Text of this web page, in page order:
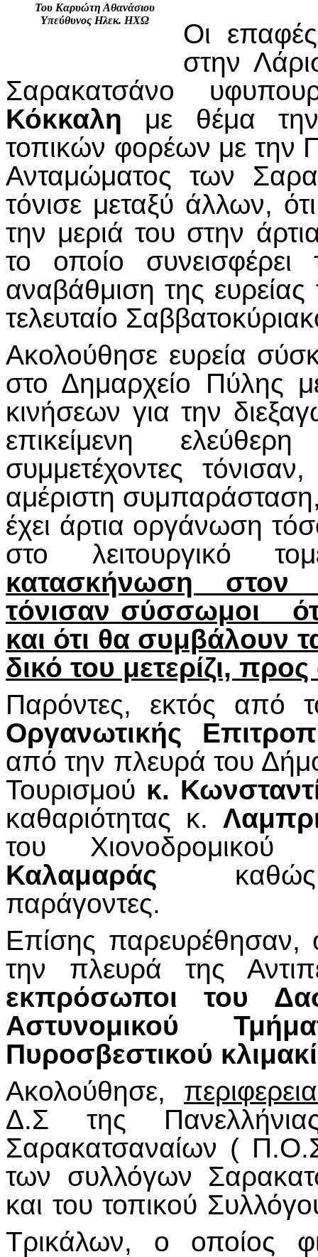
Του Καρυώτη Αθανάσιου
Υπεύθυνος Ηλεκ. ΗΧΩ
Οι
στην
Σαρακατσάνο
Κόκκαλη με θέμα την
τοπικών φορέων με την
Ανταμώματος των
τόνισε μεταξύ άλλων,
την μεριά του στην
το οποίο συνεισφέρει
αναβάθμιση της
τελευταίο
Ακολούθησε ευρεία
στο Δημαρχείο Πύλης
κινήσεων για την
επικείμενη
συμμετέχοντες
αμέριστη
έχει άρτια οργάνωση
στο λειτουργικό
κατασκήνωση
τόνισαν σύσσωμοι ότι
και ότι θα συμβάλουν
δικό του μετερίζι,
Παρόντες, εκτός από
Οργανωτικής
από την πλευρά του
Τουρισμού κ.
καθαριότητας κ.
του
Καλαμαράς καθώς
παράγοντες.
Επίσης παρευρέθησαν,
την πλευρά της
εκπρόσωποι του
Αστυνομικού
Πυροσβεστικού
Ακολούθησε,
Δ.Σ της
Σαρακατσαναίων (
των συλλόγων
και του τοπικού
Τρικάλων, ο οποίος